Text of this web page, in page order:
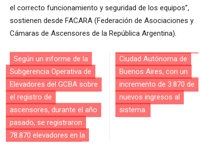
el correcto funcionamiento y seguridad de los equipos”,
sostienen desde FACARA (Federación de Asociaciones y
Cámaras de Ascensores de la República Argentina).
Según un informe de la
Subgerencia Operativa de
Elevadores del GCBA sobre
el registro de
ascensores, durante el año
pasado​, ​se registraron
78.870 elevadores en la
Ciudad Autónoma de
Buenos Aires, con​ un
incremento de 3.870 de
nuevos ingresos al
sistema.